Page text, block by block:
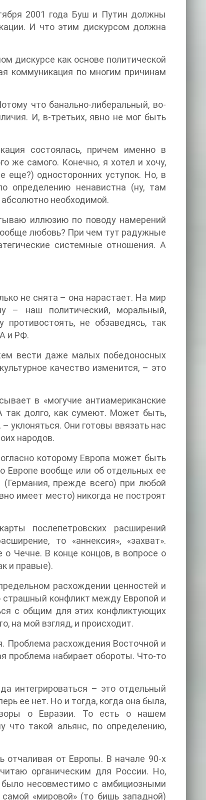
2001 года Буш и Путин должны
И что этим дискурсом должна
дискурсе как основе политической
коммуникация по многим причинам
что банально-либеральный, во-
И, в-третьих, явно не мог быть
состоялась, причем именно в
же самого. Конечно, я хотел и хочу,
еще?) односторонних уступок. Но, в
определению ненавистна (ну, там
необходимой.
иллюзию по поводу намерений
любовь? При чем тут радужные
системные отношения. А
не снята – она нарастает. На мир
– наш политический, моральный,
противостоять, не обзаведясь, так
и РФ.
вести даже малых победоносных
качество изменится, – это
в «могучие антиамериканские
так долго, как сумеют. Может быть,
уклоняться. Они готовы ввязать нас
народов.
которому Европа может быть
Европе вообще или об отдельных ее
прежде всего) при любой
имеет место) никогда не построят
послепетровских расширений
то «аннексия», «захват».
Чечне. В конце концов, в вопросе о
и правые).
расхождении ценностей и
страшный конфликт между Европой и
с общим для этих конфликтующих
на мой взгляд, и происходит.
Проблема расхождения Восточной и
проблема набирает обороты. Что-то
интегрироваться – это отдельный
ее нет. Но и тогда, когда она была,
о Евразии. То есть о нашем
что такой альянс, по определению,
отчаливая от Европы. В начале 90-х
органическим для России. Но,
несовместимо с амбициозными
«мировой» (то бишь западной)